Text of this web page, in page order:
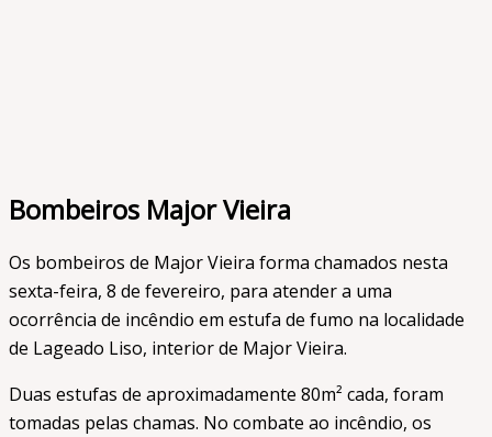
Bombeiros Major Vieira
Os bombeiros de Major Vieira forma chamados nesta
sexta-feira, 8 de fevereiro, para atender a uma
ocorrência de incêndio em estufa de fumo na localidade
de Lageado Liso, interior de Major Vieira.
Duas estufas de aproximadamente 80m² cada, foram
tomadas pelas chamas. No combate ao incêndio, os